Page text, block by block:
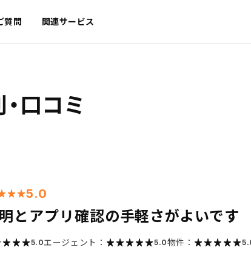
質問 関連サービス
口コミ
5.0
とアプリ確認の手軽さがよいです
5.0エージェント： 5.0物件：